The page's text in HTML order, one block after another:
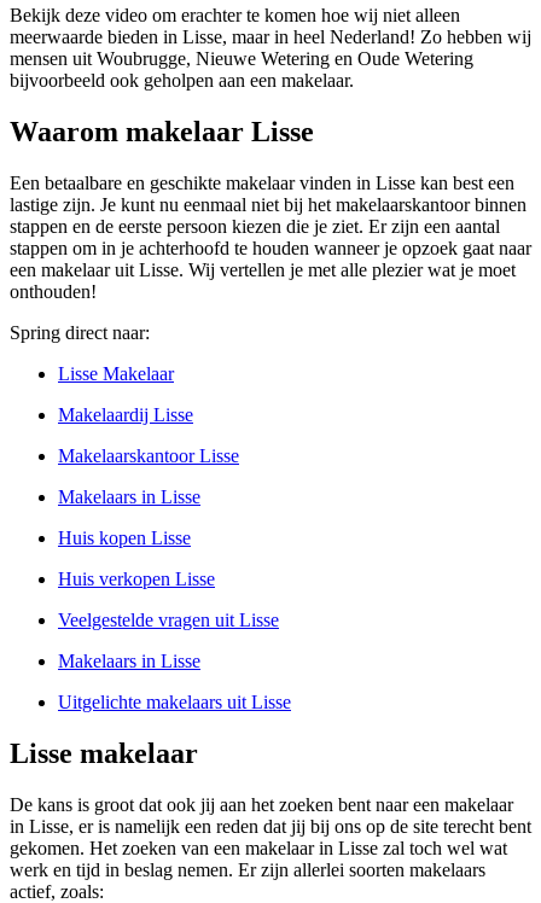
Bekijk deze video om erachter te komen hoe wij niet alleen
meerwaarde bieden in Lisse, maar in heel Nederland! Zo hebben wij
mensen uit Woubrugge, Nieuwe Wetering en Oude Wetering
bijvoorbeeld ook geholpen aan een makelaar.
Waarom makelaar Lisse
Een betaalbare en geschikte makelaar vinden in Lisse kan best een
lastige zijn. Je kunt nu eenmaal niet bij het makelaarskantoor binnen
stappen en de eerste persoon kiezen die je ziet. Er zijn een aantal
stappen om in je achterhoofd te houden wanneer je opzoek gaat naar
een makelaar uit Lisse. Wij vertellen je met alle plezier wat je moet
onthouden!
Spring direct naar:
Lisse Makelaar
Makelaardij Lisse
Makelaarskantoor Lisse
Makelaars in Lisse
Huis kopen Lisse
Huis verkopen Lisse
Veelgestelde vragen uit Lisse
Makelaars in Lisse
Uitgelichte makelaars uit Lisse
Lisse makelaar
De kans is groot dat ook jij aan het zoeken bent naar een makelaar
in Lisse, er is namelijk een reden dat jij bij ons op de site terecht bent
gekomen. Het zoeken van een makelaar in Lisse zal toch wel wat
werk en tijd in beslag nemen. Er zijn allerlei soorten makelaars
actief, zoals: